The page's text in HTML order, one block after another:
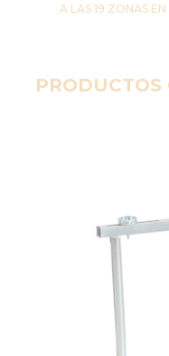
A LAS 19 ZONAS